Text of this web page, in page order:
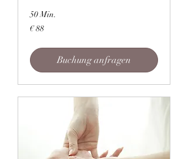
50 Min.
88
Euro
€ 88
Buchung anfragen